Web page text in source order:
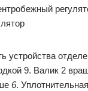
устройства
9. Валик 2
6.